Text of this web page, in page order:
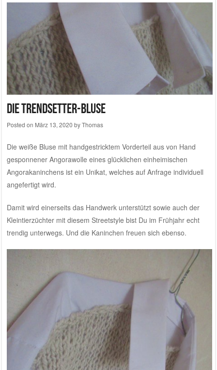
Die Trendsetter-Bluse
Posted on März 13, 2020 byThomas
Die weiße Bluse mit handgestricktem Vorderteil aus von Hand
gesponnener Angorawolle eines glücklichen einheimischen
Angorakaninchensist ein Unikat, welches auf Anfrage individuell
angefertigt wird.
Damit wird einerseits das Handwerk unterstützt sowie auch der
Kleintierzüchter mit diesem Streetstyle bist Du im Frühjahr echt
trendig unterwegs. Und die Kaninchen freuen sich ebenso.